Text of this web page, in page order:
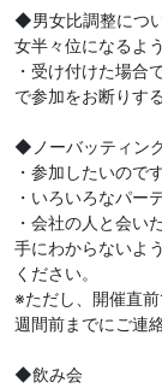
◆男女比調整につ
女半々位になるよ
・受け付けた場合
で参加をお断りす
◆ノーバッティン
・参加したいので
・いろいろなパー
・会社の人と会い
手にわからないよ
ください。
※ただし、開催直
週間前までにご連
◆飲み会